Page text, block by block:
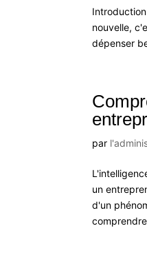
nouvelle,
dépenser
par
un
d'un